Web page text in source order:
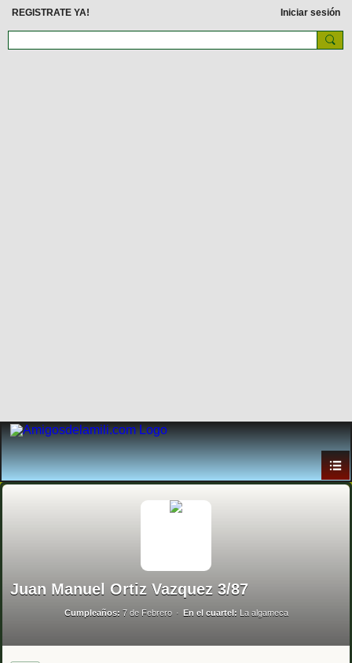
REGISTRATE YA! Iniciar sesión
Juan Manuel Ortiz Vazquez 3/87
Cumpleaños: 7 de Febrero En el cuartel: La algameca